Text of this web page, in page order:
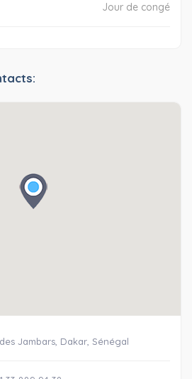
Jour de congé
Jambars, Dakar, Sénégal